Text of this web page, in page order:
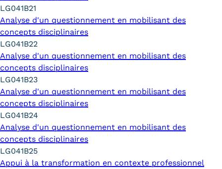
LG041B21
Analyse d'un questionnement en mobilisant des
concepts disciplinaires
LG041B22
Analyse d'un questionnement en mobilisant des
concepts disciplinaires
LG041B23
Analyse d'un questionnement en mobilisant des
concepts disciplinaires
LG041B24
Analyse d'un questionnement en mobilisant des
concepts disciplinaires
LG041B25
Appui à la transformation en contexte professionnel